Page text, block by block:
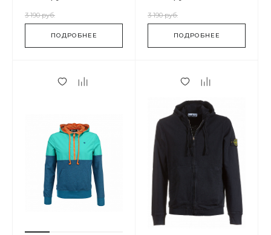
3 190 руб.
ПОДРОБНЕЕ
3 190 руб.
ПОДРОБНЕЕ